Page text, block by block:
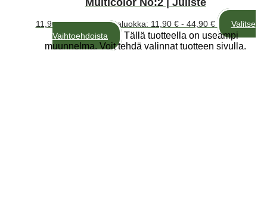
Multicolor No:2 | Juliste
11,90€ – 44,90€Hintaluokka: 11,90 € - 44,90 €
Valitse
Vaihtoehdoista
Tällä tuotteella on useampi
muunnelma. Voit tehdä valinnat tuotteen sivulla.